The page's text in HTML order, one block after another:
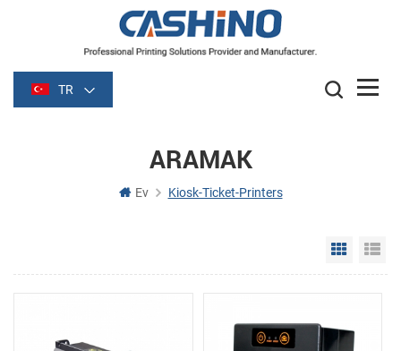
TR
ARAMAK
Ev Kiosk-Ticket-Printers
Grid